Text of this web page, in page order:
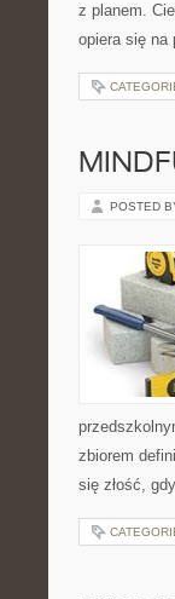
z planem.
opiera się na
POSTED
zbiorem
się złość,